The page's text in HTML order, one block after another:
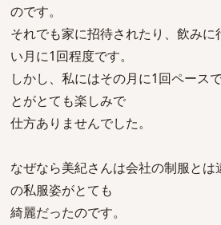
のです。
それでも家に招待されたり、飲み
い月に1回程度です。
しかし、私にはその月に1回ペース
とがとても楽しみで
仕方ありませんでした。
なぜなら美紀さんは会社の制服と
の私服姿がとても
綺麗だったのです。